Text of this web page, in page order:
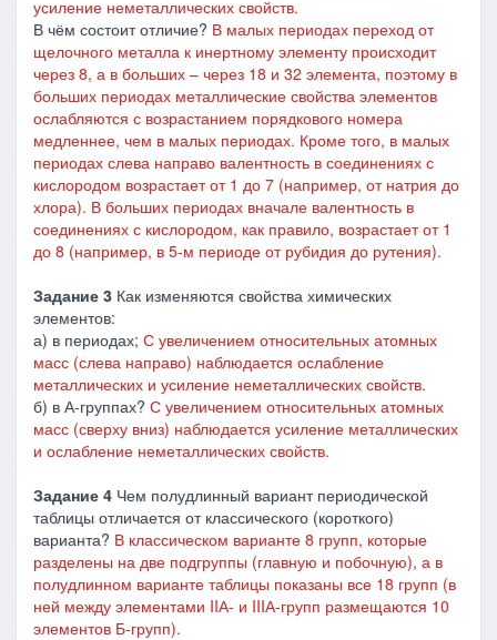
усиление неметаллических свойств.
В чём состоит отличие? В малых периодах переход от
щелочного металла к инертному элементу происходит
через 8, а в больших – через 18 и 32 элемента, поэтому в
больших периодах металлические свойства элементов
ослабляются с возрастанием порядкового номера
медленнее, чем в малых периодах. Кроме того, в малых
периодах слева направо валентность в соединениях с
кислородом возрастает от 1 до 7 (например, от натрия до
хлора). В больших периодах вначале валентность в
соединениях с кислородом, как правило, возрастает от 1
до 8 (например, в 5-м периоде от рубидия до рутения).
Задание 3 Как изменяются свойства химических
элементов:
а) в периодах; С увеличением относительных атомных
масс (слева направо) наблюдается ослабление
металлических и усиление неметаллических свойств.
б) в А-группах? С увеличением относительных атомных
масс (сверху вниз) наблюдается усиление металлических
и ослабление неметаллических свойств.
Задание 4 Чем полудлинный вариант периодической
таблицы отличается от классического (короткого)
варианта? В классическом варианте 8 групп, которые
разделены на две подгруппы (главную и побочную), а в
полудлинном варианте таблицы показаны все 18 групп (в
ней между элементами IIА- и IIIА-групп размещаются 10
элементов Б-групп).